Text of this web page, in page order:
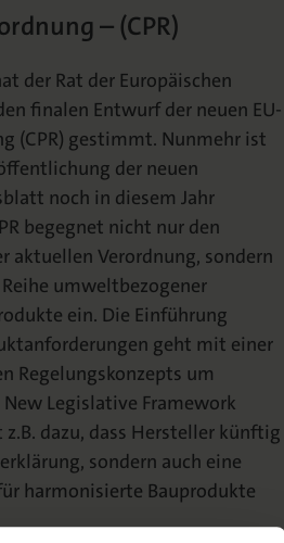
– (CPR)
der Rat der Europäischen
finalen Entwurf der neuen EU-
(CPR) gestimmt. Nunmehr ist
der neuen
noch in diesem Jahr
begegnet nicht nur den
aktuellen Verordnung, sondern
umweltbezogener
ein. Die Einführung
geht mit einer
Regelungskonzepts um
Legislative Framework
dazu, dass Hersteller künftig
sondern auch eine
harmonisierte Bauprodukte